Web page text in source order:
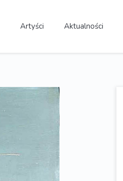
Artyści Aktualności